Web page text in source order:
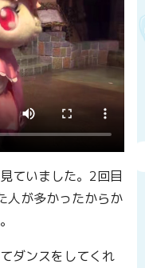
ていました。2回目
人が多かったからか
ダンスをしてくれ